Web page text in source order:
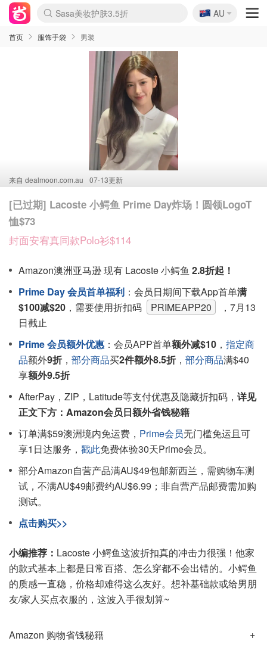
lululemon折扣上新
Sasa美妆护肤3.5折
SSENSE年中3折
FreshBeauty好价汇总
Cettire降价+叠9折
Farfetch折上8折
WWS Coles超市实拍
viagogo二手票捡漏
Myer清仓1折起
The Outnet奢牌1折起
David Jones 3折起
Flannels大牌1折
Perfumes Club护肤1折
AMIRO返校季6.2折
Oweek抽奖送Airpods
Amazon折扣汇总
eToro入金$200送$50
Amazon数码好物
ICONIC本周7.5折
ThedoubleF高奢地板价
Moose Knuckles 6折
丝芙兰5折起
EUFY官网3.7折起
Selenichast首饰2折
Trip机票酒店促销
YSL送5件彩妆礼
Amazon家居好物
BIGBANG巡演开票
David Jones时尚3折
Amazon美妆护肤
雅漾大喷$8
过敏原检测盒$33
伊索独家赠50ml沐浴露
科颜氏清仓3折
SEALIFE海洋馆门票6折
丝塔芙大白罐$16
订阅Newsletter送香薰
Cult Beauty 6.8折
Harrods圣诞日历2.3折
LN-CC奢牌私促3折
d'Alba空姐喷雾$16
EVE LOM套装逆天2折
Bernardelli独家4折
Adore Beauty 6折起
CT圣诞日历
Mytheresa奢品2.7折
Luxury Escapes 9折
Currentbody美容仪9折
MOON Garden Live
ALLSAINTS美衣3折
Roborock扫地机3.7折
Tingo Life水杯$24
Valentino官网5折
CR洗发护发6.3折
🇦🇺
AU
首页 服饰手袋 男装
来自 dealmoon.com.au 07-13更新
[已过期] Lacoste 小鳄鱼 Prime Day炸场！圆领LogoT
恤$73
封面安宥真同款Polo衫$114
Amazon澳洲亚马逊 现有 Lacoste 小鳄鱼 2.8折起！
Prime Day 会员首单福利 ：会员日期间下载App首单满
$100减$20 ，需要使用折扣码 PRIMEAPP20
，7月13
日截止
Prime 会员额外优惠 ：会员APP首单额外减$10 ， 指定商
品额外9折 ， 部分商品买2件额外8.5折 ， 部分商品满$40
享额外9.5折
AfterPay，ZIP，Latitude等支付优惠及隐藏折扣码， 详见
正文下方：Amazon会员日额外省钱秘籍
订单满$59澳洲境内免运费， Prime会员无门槛免运且可
享1日达服务， 戳此免费体验30天Prime会员。
部分Amazon自营产品满AU$49包邮新西兰，需购物车测
试，不满AU$49邮费约AU$6.99；非自营产品邮费需加购
测试。
点击购买>>
小编推荐： Lacoste 小鳄鱼这波折扣真的冲击力很强！他家
的款式基本上都是日常百搭、怎么穿都不会出错的。小鳄鱼
的质感一直稳，价格却难得这么友好。想补基础款或给男朋
友/家人买点衣服的，这波入手很划算~
Amazon 购物省钱秘籍